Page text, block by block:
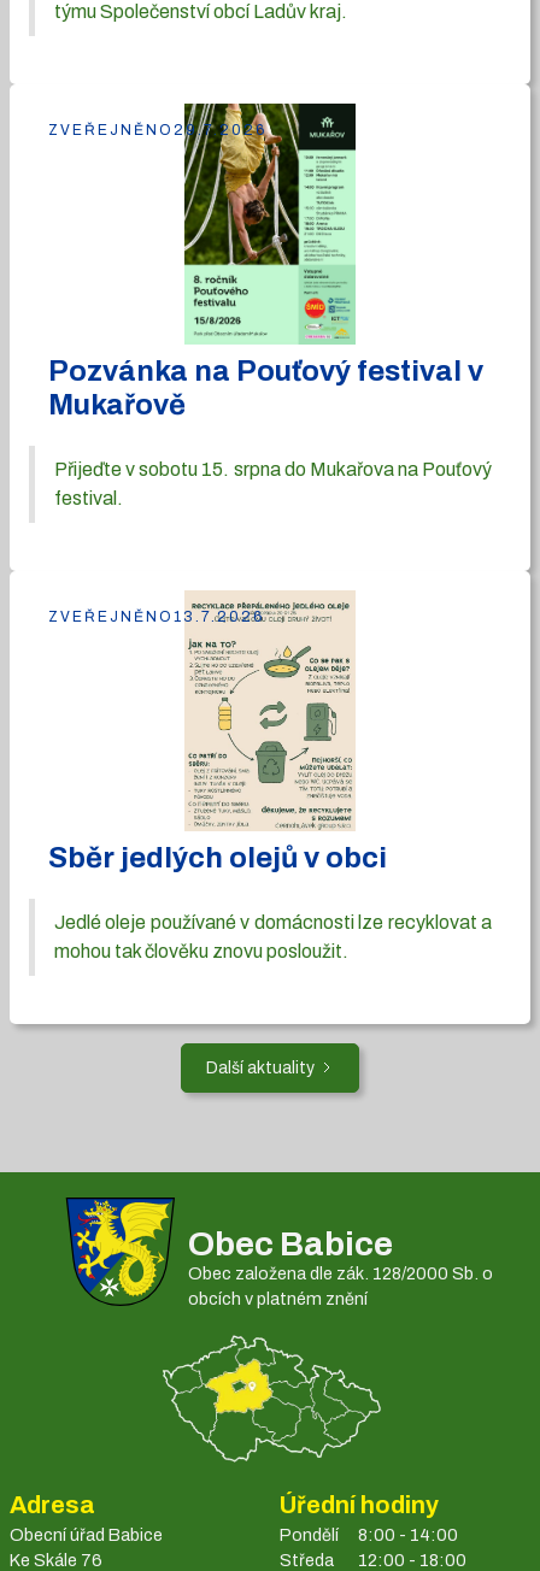
týmu Společenství obcí Ladův kraj.
Pozvánka na Pouťový festival v
Mukařově
Přijeďte v sobotu 15. srpna do Mukařova na Pouťový
festival.
ZVEŘEJNĚNO 29.7.2026
Sběr jedlých olejů v obci
Jedlé oleje používané v domácnosti lze recyklovat a
mohou tak člověku znovu posloužit.
ZVEŘEJNĚNO 13.7.2026
Další aktuality
Obec Babice
Obec založena dle zák. 128/2000 Sb. o
obcích v platném znění
Adresa
Obecní úřad Babice
Ke Skále 76
Úřední hodiny
Pondělí
Středa
8:00 - 14:00
12:00 - 18:00